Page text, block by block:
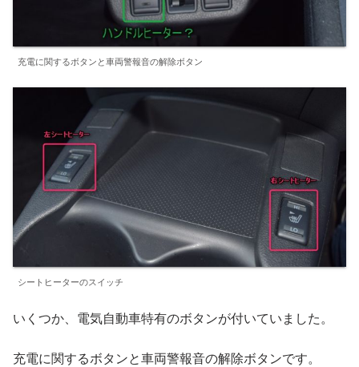
充電に関するボタンと車両警報音の解除ボタン
シートヒーターのスイッチ
いくつか、電気自動車特有のボタンが付いていました。
充電に関するボタンと車両警報音の解除ボタンです。